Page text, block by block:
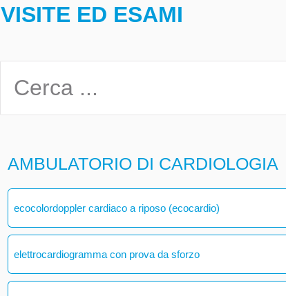
VISITE ED ESAMI
AMBULATORIO DI CARDIOLOGIA
ecocolordoppler cardiaco a riposo (ecocardio)
elettrocardiogramma con prova da sforzo